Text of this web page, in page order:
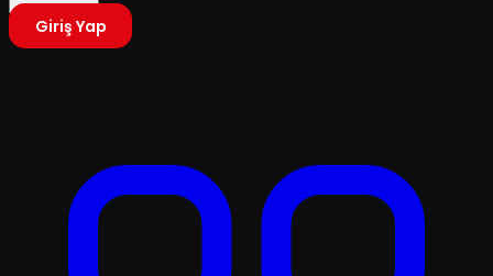
Giriş Yap